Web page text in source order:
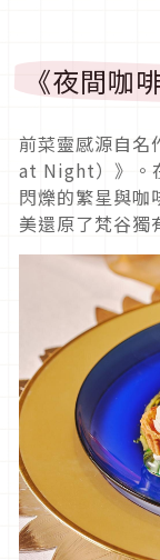
《夜間咖
前菜靈感源自名
at Night）》。
閃爍的繁星與咖
美還原了梵谷獨